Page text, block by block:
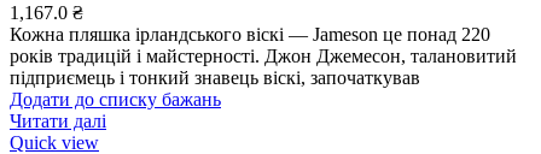
1,167.0 ₴
Кожна пляшка ірландського віскі — Jameson це понад 220
років традицій і майстерності. Джон Джемесон, талановитий
підприємець і тонкий знавець віскі, започаткував
Додати до списку бажань
Читати далі
Quick view